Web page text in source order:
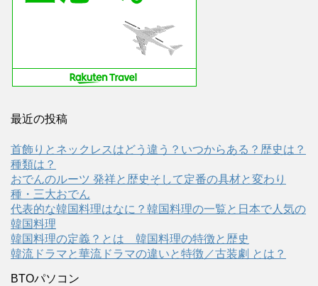
最近の投稿
首飾りとネックレスはどう違う？いつからある？歴史は？
種類は？
おでんのルーツ 発祥と歴史そして定番の具材と変わり
種・三大おでん
代表的な韓国料理はなに？韓国料理の一覧と日本で人気の
韓国料理
韓国料理の定義？とは 韓国料理の特徴と歴史
韓流ドラマと華流ドラマの違いと特徴／古装劇 とは？
BTOパソコン